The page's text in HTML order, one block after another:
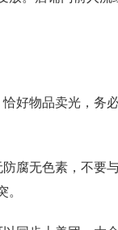
好物品卖光，务
腐无色素，不要
。